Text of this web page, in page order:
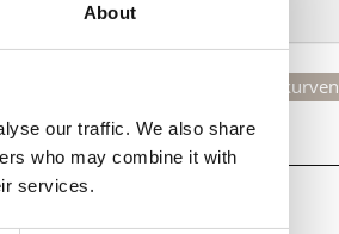
About
our traffic. We also share
who may combine it with
services.
Legg valgte i handlekurven
Kjøp